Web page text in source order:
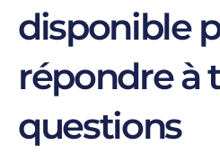
disponible
répondre à
questions